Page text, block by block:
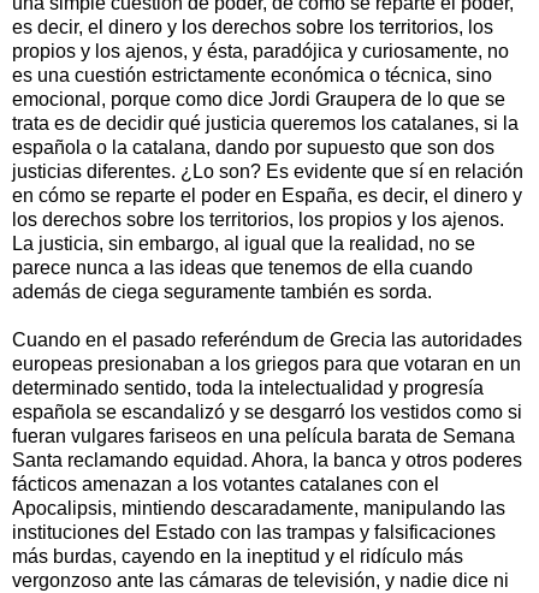
es decir, el dinero y los derechos sobre los territorios, los
propios y los ajenos, y ésta, paradójica y curiosamente, no
es una cuestión estrictamente económica o técnica, sino
emocional, porque como dice Jordi Graupera de lo que se
trata es de decidir qué justicia queremos los catalanes, si la
española o la catalana, dando por supuesto que son dos
justicias diferentes. ¿Lo son? Es evidente que sí en relación
en cómo se reparte el poder en España, es decir, el dinero y
los derechos sobre los territorios, los propios y los ajenos.
La justicia, sin embargo, al igual que la realidad, no se
parece nunca a las ideas que tenemos de ella cuando
además de ciega seguramente también es sorda.
Cuando en el pasado referéndum de Grecia las autoridades
europeas presionaban a los griegos para que votaran en un
determinado sentido, toda la intelectualidad y progresía
española se escandalizó y se desgarró los vestidos como si
fueran vulgares fariseos en una película barata de Semana
Santa reclamando equidad. Ahora, la banca y otros poderes
fácticos amenazan a los votantes catalanes con el
Apocalipsis, mintiendo descaradamente, manipulando las
instituciones del Estado con las trampas y falsificaciones
más burdas, cayendo en la ineptitud y el ridículo más
vergonzoso ante las cámaras de televisión, y nadie dice ni